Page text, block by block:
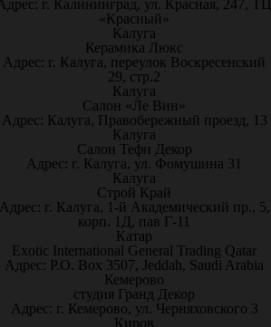
г. Калининград, ул. Красная, 247, ТЦ
«Красный»
Калуга
Керамика Люкс
Адрес: г. Калуга, переулок Воскресенский
29, стр.2
Калуга
Салон «Ле Вин»
Адрес: Калуга, Правобережный проезд, 13
Калуга
Салон Тефи Декор
Адрес: г. Калуга, ул. Фомушина 31
Калуга
Строй Край
г. Калуга, 1-й Академический пр., 5,
корп. 1Д, пав Г-11
Катар
Exotic International General Trading Qatar
Адрес: P.O. Box 3507, Jeddah, Saudi Arabia
Кемерово
студия Гранд Декор
Адрес: г. Кемерово, ул. Черняховского 3
Киров